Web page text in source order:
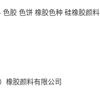
色胶 色饼 橡胶色种 硅橡胶颜料
橡胶颜料有限公司